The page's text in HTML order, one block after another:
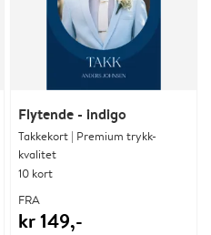
Flytende - indigo
Takkekort | Premium trykk-
kvalitet
10 kort
FRA
kr 149,-